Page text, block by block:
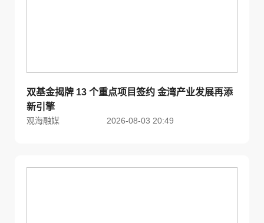
双基金揭牌 13 个重点项目签约 金湾产业发展再添
新引擎
观海融媒 2026-08-03 20:49